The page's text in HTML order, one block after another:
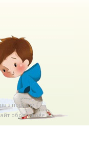
з порталу
обов'язкове. .